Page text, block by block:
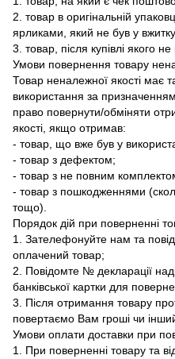
2. товар в оригінальній
ярликами, який не був у вжитку
3. товар, після купівлі якого
Умови повернення товару
Товар неналежної якості має
використання за
право повернути/обміняти
якості, якщо отримав:
- товар, що вже був у
- товар з дефектом;
- товар з не повним
- товар з пошкодженнями
тощо).
Порядок дій при поверненні
1. Зателефонуйте нам та
оплачений товар;
2. Повідомте № декларації
банківської картки для
3. Після отримання товару
повертаємо Вам гроші чи
Умови оплати доставки при
1. При поверненні товару та